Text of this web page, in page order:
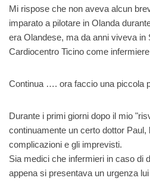
Mi rispose che non aveva alcun
imparato a pilotare in Olanda
era Olandese, ma da anni viveva in
Cardiocentro Ticino come
Continua …. ora faccio una piccola
Durante i primi giorni dopo il mio
continuamente un certo dottor Paul,
complicazioni e gli imprevisti.
Sia medici che infermieri in caso di
appena si presentava un urgenza